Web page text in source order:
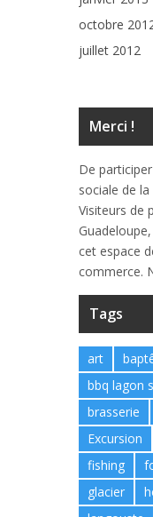
octobre
juillet 2012
Merci !
De
sociale de
Visiteurs de
cet espace
commerce.
Tags
art
bbq lagon
brasserie
Excursion
fishing
glacier